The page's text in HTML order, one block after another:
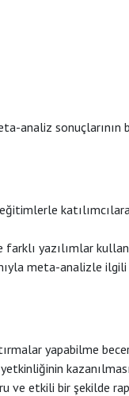
analiz sonuçlarının
yazılımlar
meta-analizle
yapabilme
ve etkili bir şekilde